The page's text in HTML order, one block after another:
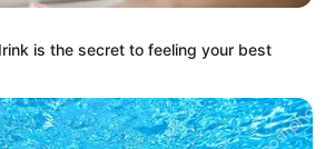
Németh Szilárd lemondott
a távozását a Magyar
éléről
is the secret to feeling your best